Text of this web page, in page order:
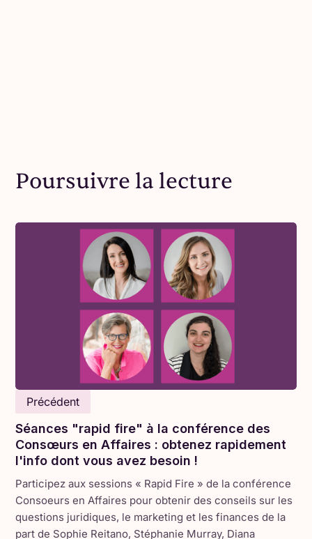
Voici mon histoire sur la façon dont le
géant des médias sociaux sur lequel
nous dépendons ne se contente pas de
nous espionner, mais nous intimide
également pour que nous nous plions
à ses règles.
Permettez-moi de vous raconter ce qui s'est
passé lorsque je me suis retrouvée dans les
pattes de Meta. En octobre, j'ai posé une
question apparemment anodine à notre
communauté de Consoeurs en Affaires : Que
pensez-vous du fait d'être « vérifié par Meta » ?
Poursuivre la lecture
Précédent
Séances "rapid fire" à la conférence des
Consœurs en Affaires : obtenez rapidement
l'info dont vous avez besoin !
Participez aux sessions « Rapid Fire » de la conférence
Consoeurs en Affaires pour obtenir des conseils sur les
questions juridiques, le marketing et les finances de la
part de Sophie Reitano, Stéphanie Murray, Diana